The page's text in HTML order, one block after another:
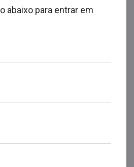
abaixo para entrar em